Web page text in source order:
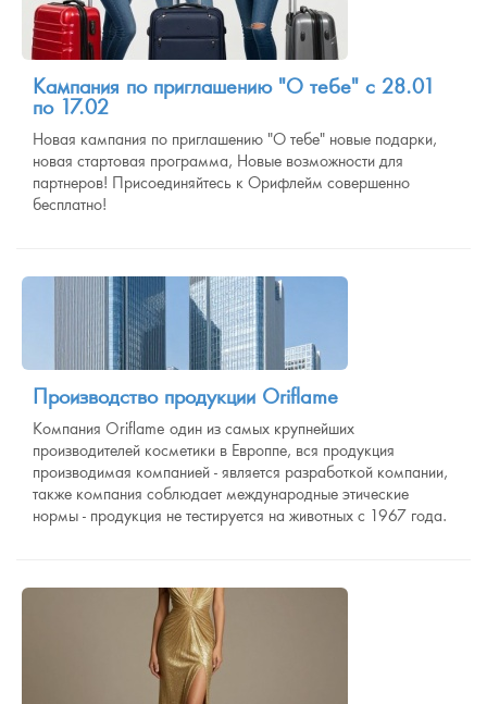
Кампания по приглашению "О тебе" с 28.01
по 17.02
Новая кампания по приглашению "О тебе" новые подарки,
новая стартовая программа, Новые возможности для
партнеров! Присоединяйтесь к Орифлейм совершенно
бесплатно!
Производство продукции Oriflame
Компания Oriflame один из самых крупнейших
производителей косметики в Европпе, вся продукция
производимая компанией - является разработкой компании,
также компания соблюдает международные этические
нормы - продукция не тестируется на животных с 1967 года.